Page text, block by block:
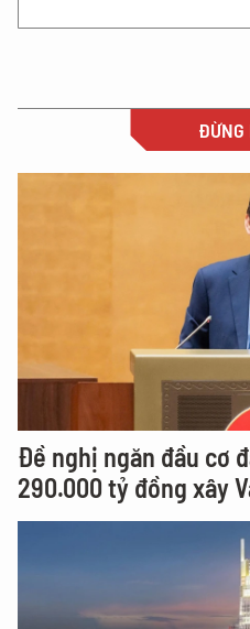
ĐỪNG
Đề nghị ngăn đầu cơ
290.000 tỷ đồng xây